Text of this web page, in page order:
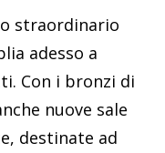
straordinario
adesso a
Con i bronzi di
nuove sale
destinate ad